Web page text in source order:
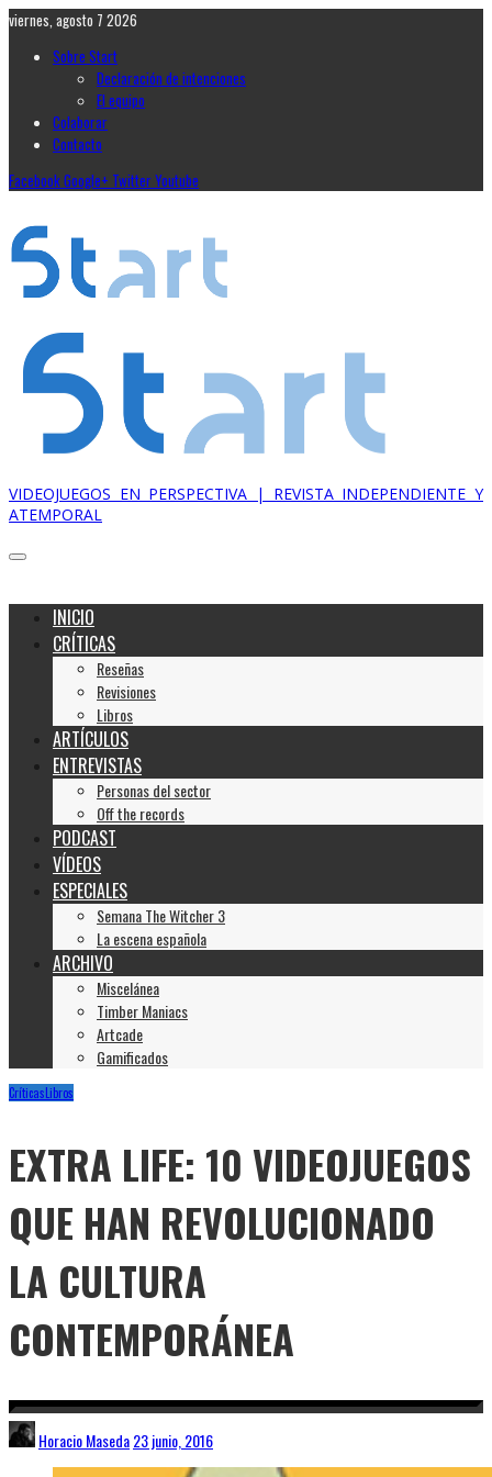
viernes, agosto 7 2026
Sobre Start
Declaración de intenciones
El equipo
Colaborar
Contacto
FacebookGoogle+ TwitterYoutube
VIDEOJUEGOS EN PERSPECTIVA | REVISTA INDEPENDIENTE Y
ATEMPORAL
INICIO
CRÍTICAS
Reseñas
Revisiones
Libros
ARTÍCULOS
ENTREVISTAS
Personas del sector
Off the records
PODCAST
VÍDEOS
ESPECIALES
Semana The Witcher 3
La escena española
ARCHIVO
Miscelánea
Timber Maniacs
Artcade
Gamificados
CríticasLibros
EXTRA LIFE: 10 VIDEOJUEGOS
QUE HAN REVOLUCIONADO
LA CULTURA
CONTEMPORÁNEA
Horacio Maseda23 junio, 2016